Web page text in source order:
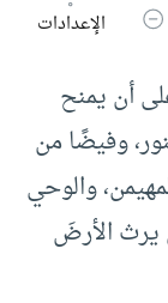
تقليل حجم الخط
الإعدادات
أن يمنح
وفيضًا من
والوحي
يرث الأرضَ